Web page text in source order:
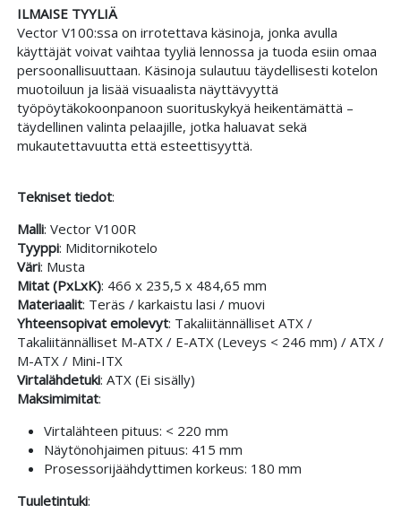
ILMAISE TYYLIÄ
Vector V100:ssa on irrotettava käsinoja, jonka avulla
käyttäjät voivat vaihtaa tyyliä lennossa ja tuoda esiin omaa
persoonallisuuttaan. Käsinoja sulautuu täydellisesti kotelon
muotoiluun ja lisää visuaalista näyttävyyttä
työpöytäkokoonpanoon suorituskykyä heikentämättä –
täydellinen valinta pelaajille, jotka haluavat sekä
mukautettavuutta että esteettisyyttä.
Tekniset tiedot:
Malli: Vector V100R
Tyyppi: Miditornikotelo
Väri: Musta
Mitat (PxLxK): 466 x 235,5 x 484,65 mm
Materiaalit: Teräs / karkaistu lasi / muovi
Yhteensopivat emolevyt: Takaliitännälliset ATX /
Takaliitännälliset M-ATX / E-ATX (Leveys < 246 mm) / ATX /
M-ATX / Mini-ITX
Virtalähdetuki: ATX (Ei sisälly)
Maksimimitat:
Virtalähteen pituus: < 220 mm
Näytönohjaimen pituus: 415 mm
Prosessorijäähdyttimen korkeus: 180 mm
Tuuletintuki: